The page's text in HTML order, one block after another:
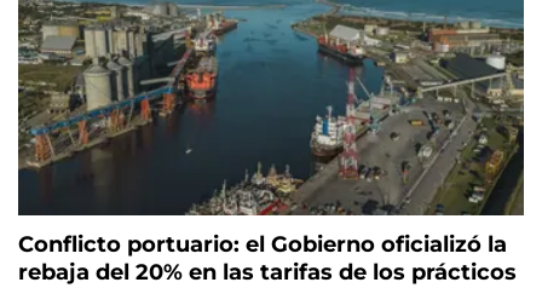
Conflicto portuario: el Gobierno oficializó la
rebaja del 20% en las tarifas de los prácticos